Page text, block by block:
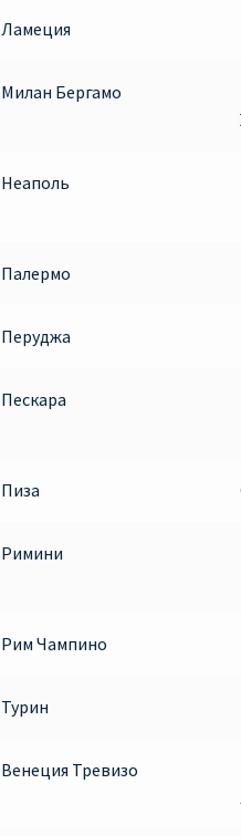
Ламеция
Милан Бергамо
Неаполь
Палермо
Перуджа
Пескара
Пиза
Римини
Рим Чампино
Турин
Венеция Тревизо